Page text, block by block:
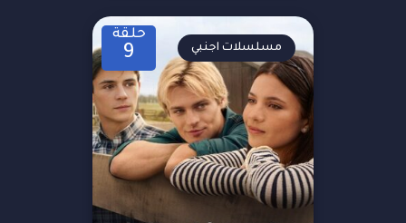
حلقة
9 مسلسلات اجنبي